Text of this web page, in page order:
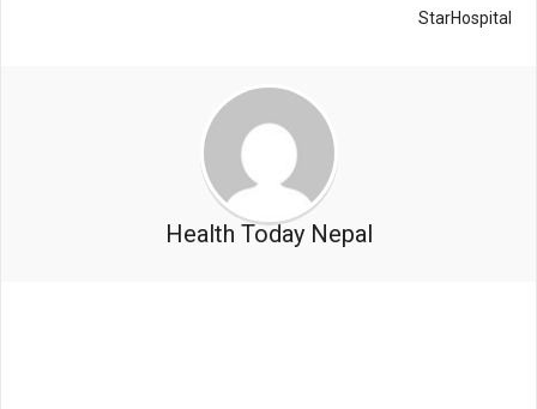
StarHospital
Health Today Nepal